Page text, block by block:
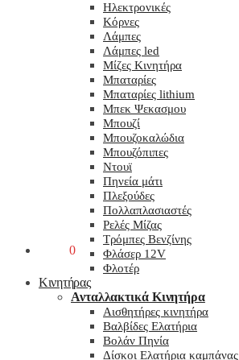
0
Ηλεκτρονικές
Κόρνες
Λάμπες
Λάμπες led
Μίζες Κινητήρα
Μπαταρίες
Μπαταρίες lithium
Μπεκ Ψεκασμου
Μπουζί
Μπουζοκαλώδια
Μπουζόπιπες
Ντουϊ
Πηνεία μάτι
Πλεξούδες
Πολλαπλασιαστές
Ρελές Μίζας
Τρόμπες Βενζίνης
Φλάσερ 12V
Φλοτέρ
Κινητήρας
Ανταλλακτικά Κινητήρα
Αισθητήρες κινητήρα
Βαλβίδες Ελατήρια
Βολάν Πηνία
Δίσκοι Ελατήρια καμπάνας